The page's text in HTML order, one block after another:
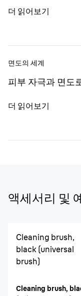
더 읽어보기
면도의 세계
피부 자극과 면도
더 읽어보기
액세서리 및
Cleaning brush,
black (universal
brush)
Cleaning brush,